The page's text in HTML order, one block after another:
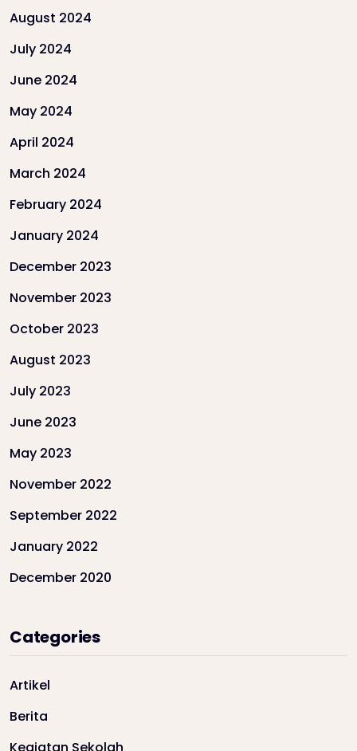
August 2024
July 2024
June 2024
May 2024
April 2024
March 2024
February 2024
January 2024
December 2023
November 2023
October 2023
August 2023
July 2023
June 2023
May 2023
November 2022
September 2022
January 2022
December 2020
Categories
Artikel
Berita
Kegiatan Sekolah